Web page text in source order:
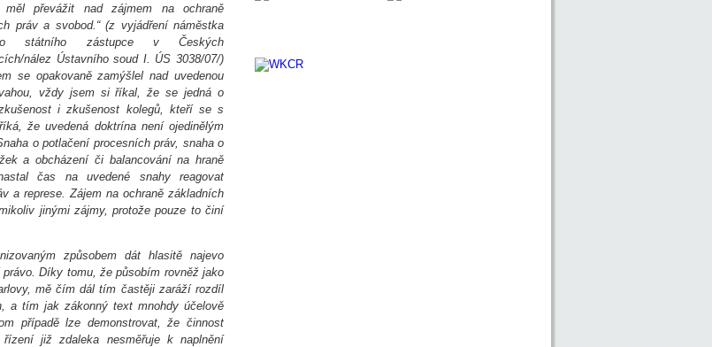
převážit nad zájmem na ochraně
práv a svobod.“ (z vyjádření náměstka
státního zástupce v Českých
nález Ústavního soud I. ÚS 3038/07/)
se opakovaně zamýšlel nad uvedenou
vždy jsem si říkal, že se jedná o
i zkušenost kolegů, kteří se s
že uvedená doktrína není ojedinělým
o potlačení procesních práv, snaha o
a obcházení či balancování na hraně
čas na uvedené snahy reagovat
a represe. Zájem na ochraně základních
jinými zájmy, protože pouze to činí
způsobem dát hlasitě najevo
Díky tomu, že působím rovněž jako
mě čím dál tím častěji zaráží rozdíl
a tím jak zákonný text mnohdy účelově
případě lze demonstrovat, že činnost
již zdaleka nesměřuje k naplnění